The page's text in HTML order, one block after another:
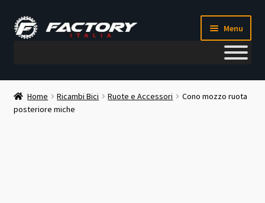
Vai
alla
Vai
al
Menu
Il mio account
Metodi di pagamento
Home Ricambi Bici Ruote e Accessori
Cono mozzo ruota
posteriore miche